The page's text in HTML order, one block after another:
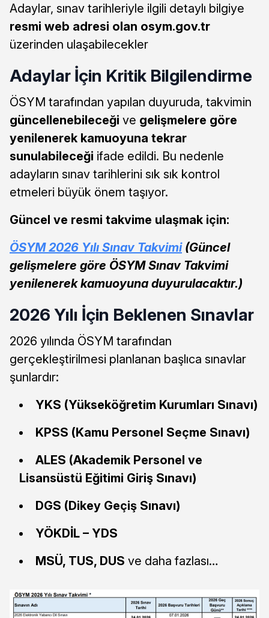
Adaylar, sınav tarihleriyle ilgili detaylı bilgiye
resmi web adresi olan osym.gov.tr
üzerinden ulaşabilecekler
Adaylar İçin Kritik Bilgilendirme
ÖSYM tarafından yapılan duyuruda, takvimin
güncellenebileceği ve gelişmelere göre
yenilenerek kamuoyuna tekrar
sunulabileceği ifade edildi. Bu nedenle
adayların sınav tarihlerini sık sık kontrol
etmeleri büyük önem taşıyor.
Güncel ve resmi takvime ulaşmak için:
ÖSYM 2026 Yılı Sınav Takvimi(Güncel
gelişmelere göre ÖSYM Sınav Takvimi
yenilenerek kamuoyuna duyurulacaktır.)
2026 Yılı İçin Beklenen Sınavlar
2026 yılında ÖSYM tarafından
gerçekleştirilmesi planlanan başlıca sınavlar
şunlardır:
YKS (Yükseköğretim Kurumları Sınavı)
KPSS (Kamu Personel Seçme Sınavı)
ALES (Akademik Personel ve
Lisansüstü Eğitimi Giriş Sınavı)
DGS (Dikey Geçiş Sınavı)
YÖKDİL – YDS
MSÜ, TUS, DUS ve daha fazlası…